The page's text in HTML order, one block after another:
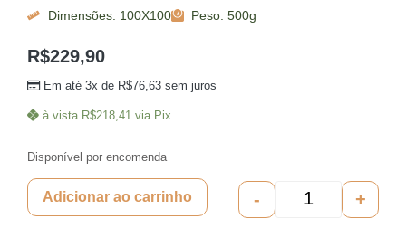
Dimensões: 100X100 Peso: 500g
R$229,90
Em até 3x de R$76,63 sem juros
à vista R$218,41 via Pix
Disponível por encomenda
- +
Adicionar ao carrinho